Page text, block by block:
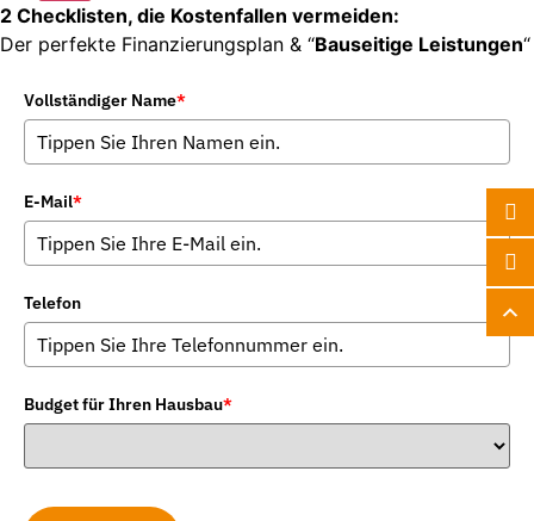
2 Checklisten, die Kostenfallen vermeiden:
Der perfekte Finanzierungsplan & “Bauseitige Leistungen“
Vollständiger Name*
E-Mail*
Telefon
Budget für Ihren Hausbau*